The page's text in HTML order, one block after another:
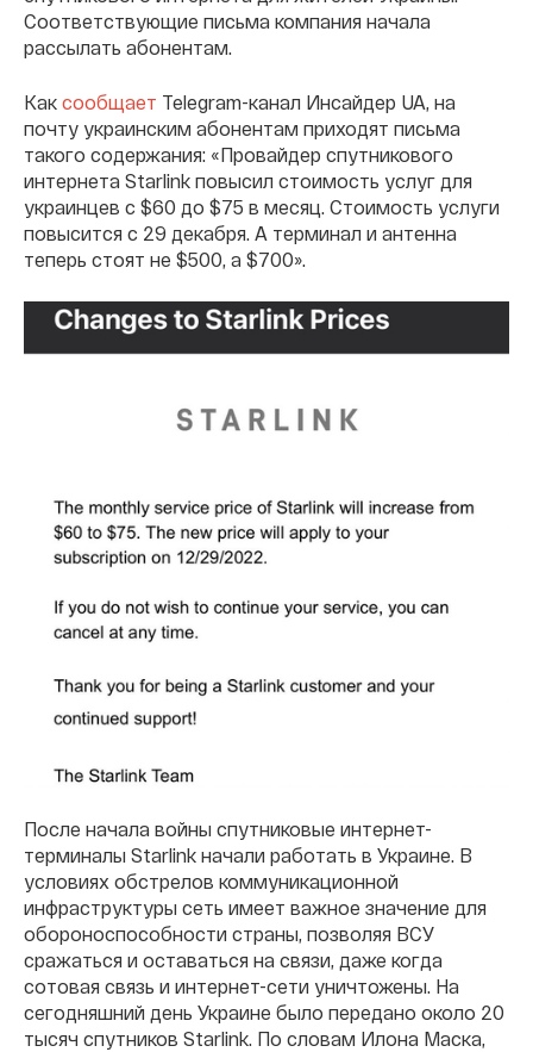
Соответствующие письма компания начала
рассылать абонентам.
Как сообщает Telegram-канал Инсайдер UA, на
почту украинским абонентам приходят письма
такого содержания: «Провайдер спутникового
интернета Starlink повысил стоимость услуг для
украинцев с $60 до $75 в месяц. Стоимость услуги
повысится с 29 декабря. А терминал и антенна
теперь стоят не $500, а $700».
После начала войны спутниковые интернет-
терминалы Starlink начали работать в Украине. В
условиях обстрелов коммуникационной
инфраструктуры сеть имеет важное значение для
обороноспособности страны, позволяя ВСУ
сражаться и оставаться на связи, даже когда
сотовая связь и интернет-сети уничтожены. На
сегодняшний день Украине было передано около 20
тысяч спутников Starlink. По словам Илона Маска,